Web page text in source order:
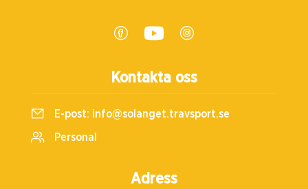
Kontakta oss
E-post: info@solanget.travsport.se
Personal
Adress